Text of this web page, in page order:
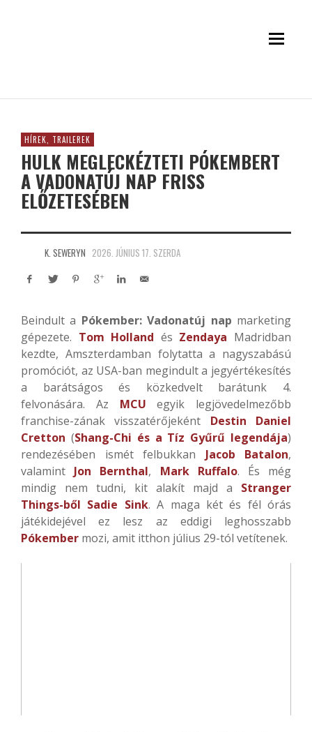
HÍREK, TRAILEREK
HULK MEGLECKÉZTETI PÓKEMBERT
A VADONATÚJ NAP FRISS
ELŐZETESÉBEN
K. SEWERYN 2026. JÚNIUS 17. SZERDA
Beindult a Pókember: Vadonatúj nap marketing
gépezete. Tom Holland és Zendaya Madridban
kezdte, Amszterdamban folytatta a nagyszabású
promóciót, az USA-ban megindult a jegyértékesítés
a barátságos és közkedvelt barátunk 4.
felvonására. Az MCU egyik legjövedelmezőbb
franchise-zának visszatérőjeként Destin Daniel
Cretton (Shang-Chi és a Tíz Gyűrű legendája)
rendezésében ismét felbukkan Jacob Batalon,
valamint Jon Bernthal, Mark Ruffalo. És még
mindig nem tudni, kit alakít majd a Stranger
Things-ből Sadie Sink. A maga két és fél órás
játékidejével ez lesz az eddigi leghosszabb
Pókember mozi, amit itthon július 29-tól vetítenek.